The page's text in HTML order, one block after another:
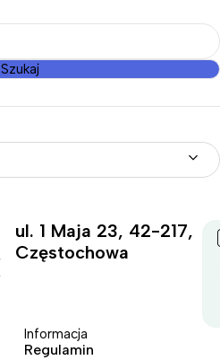
Szukaj
ul. 1 Maja 23, 42-217,
Częstochowa
Informacja
Regulamin